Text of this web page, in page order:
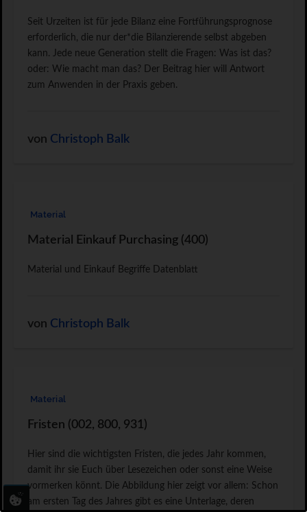
Seit Urzeiten ist für jede Bilanz eine Fortführungsprognose
erforderlich, die nur der*die Bilanzierende selbst abgeben
kann. Jede neue Generation stellt die Fragen: Was ist das?
oder: Wie macht man das? Der Beitrag hier will Antwort
zum Anwenden in der Praxis geben.
von Christoph Balk
Material
Material Einkauf Purchasing (400)
Material und Einkauf Begriffe Datenblatt
von Christoph Balk
Material
Fristen (002, 800, 931)
Hier sind die wichtigsten Fristen, die jedes Jahr kommen,
damit ihr sie Euch über Lesezeichen oder sonst eine Weise
vormerken könnt. Die Abbildung hier zeigt vor allem: Schon
am ersten Tag des Jahres gibt es eine Unterlage, deren